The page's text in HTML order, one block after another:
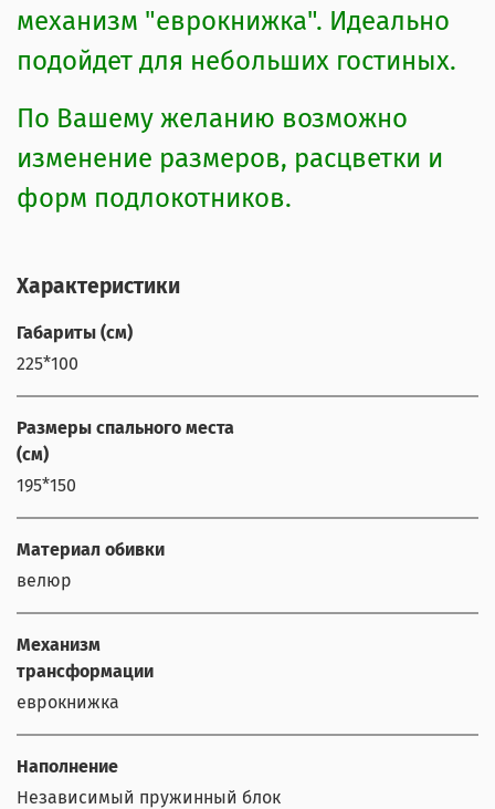
механизм "еврокнижка". Идеально
подойдет для небольших гостиных.
По Вашему желанию возможно
изменение размеров, расцветки и
форм подлокотников.
Характеристики
Габариты (см)
225*100
Размеры спального места
(см)
195*150
Материал обивки
велюр
Механизм
трансформации
еврокнижка
Наполнение
Независимый пружинный блок